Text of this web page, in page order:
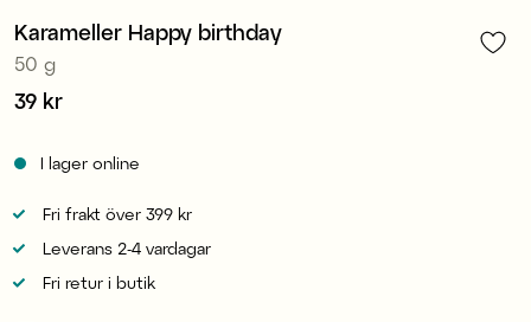
FI / EUR
Karameller Happy birthday
50 g
Pris:39 kr
39 kr
I lager online
Fri frakt över 399 kr
Leverans 2-4 vardagar
Fri retur i butik